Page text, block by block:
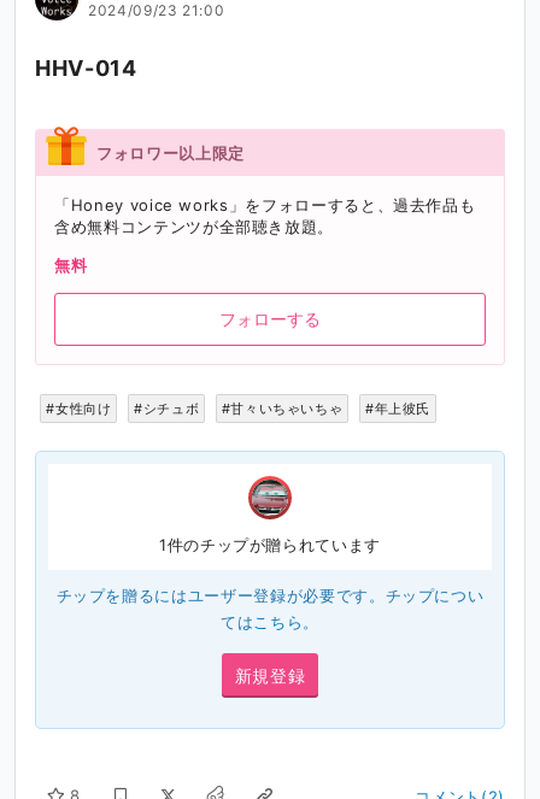
2024/09/23 21:00
HHV-014
フォロワー以上限定
「Honey voice works」をフォローすると、過去作品も
含め無料コンテンツが全部聴き放題。
無料
フォローする
#女性向け #シチュボ #甘々いちゃいちゃ #年上彼氏
1件のチップが贈られています
チップを贈るにはユーザー登録が必要です。チップについ
てはこちら。
新規登録